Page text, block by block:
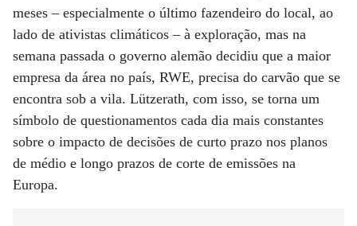
meses – especialmente o último fazendeiro do local, ao
lado de ativistas climáticos – à exploração, mas na
semana passada o governo alemão decidiu que a maior
empresa da área no país, RWE, precisa do carvão que se
encontra sob a vila. Lützerath, com isso, se torna um
símbolo de questionamentos cada dia mais constantes
sobre o impacto de decisões de curto prazo nos planos
de médio e longo prazos de corte de emissões na
Europa.